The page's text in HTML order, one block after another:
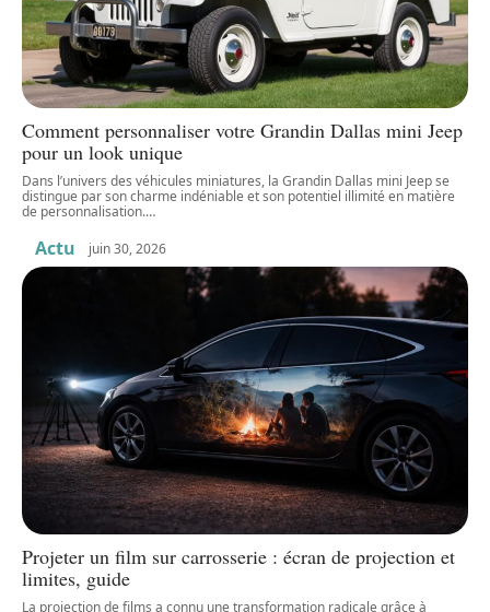
Comment personnaliser votre Grandin Dallas mini Jeep
pour un look unique
Dans l’univers des véhicules miniatures, la Grandin Dallas mini Jeep se
distingue par son charme indéniable et son potentiel illimité en matière
de personnalisation.…
Actu juin 30, 2026
Projeter un film sur carrosserie : écran de projection et
limites, guide
La projection de films a connu une transformation radicale grâce à